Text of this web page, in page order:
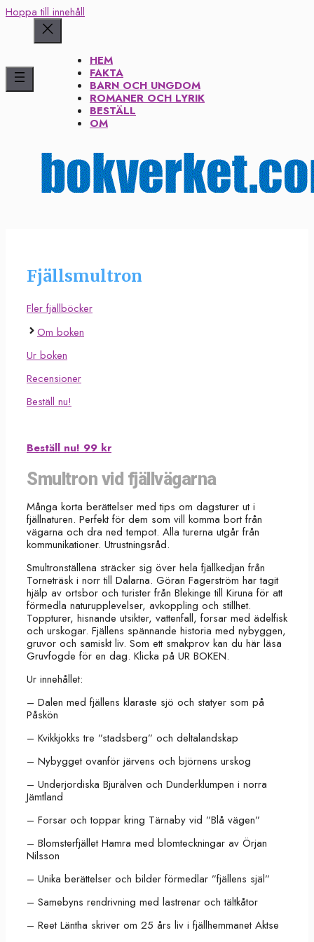
Hoppa till innehåll
HEM
FAKTA
BARN OCH UNGDOM
ROMANER OCH LYRIK
BESTÄLL
OM
Fjällsmultron
Fler fjällböcker
Om boken
Ur boken
Recensioner
Beställ nu!
Beställ nu! 99 kr
Smultron vid fjällvägarna
Många korta berättelser med tips om dagsturer ut i
fjällnaturen. Perfekt för dem som vill komma bort från
vägarna och dra ned tempot. Alla turerna utgår från
kommunikationer. Utrustningsråd.
Smultronställena sträcker sig över hela fjällkedjan från
Torneträsk i norr till Dalarna. Göran Fagerström har tagit
hjälp av ortsbor och turister från Blekinge till Kiruna för att
förmedla naturupplevelser, avkoppling och stillhet.
Toppturer, hisnande utsikter, vattenfall, forsar med ädelfisk
och urskogar. Fjällens spännande historia med nybyggen,
gruvor och samiskt liv. Som ett smakprov kan du här läsa
Gruvfogde för en dag. Klicka på UR BOKEN.
Ur innehållet:
– Dalen med fjällens klaraste sjö och statyer som på
Påskön
– Kvikkjokks tre ”stadsberg” och deltalandskap
– Nybygget ovanför järvens och björnens urskog
– Underjordiska Bjurälven och Dunderklumpen i norra
Jämtland
– Forsar och toppar kring Tärnaby vid ”Blå vägen”
– Blomsterfjället Hamra med blomteckningar av Örjan
Nilsson
– Unika berättelser och bilder förmedlar ”fjällens själ”
– Samebyns rendrivning med lastrenar och tältkåtor
– Reet Läntha skriver om 25 års liv i fjällhemmanet Aktse